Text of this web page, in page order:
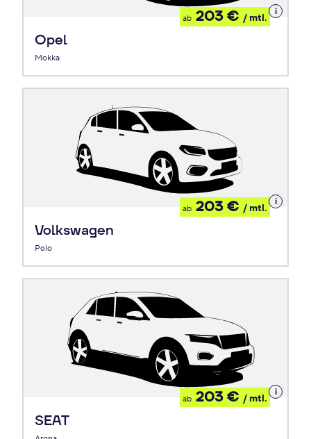
Opel
Mokka
ab 203 € / mtl.
Details
zum
Volkswagen
Polo
ab 203 € / mtl.
Details
zum
SEAT
ab 203 € / mtl.
Details
zum